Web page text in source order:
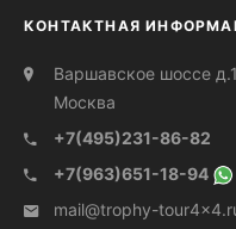
КОНТАКТНАЯ
Варшавское шоссе
Москва
+7(495)231-86-82
+7(963)651-18-94
mail@trophy-